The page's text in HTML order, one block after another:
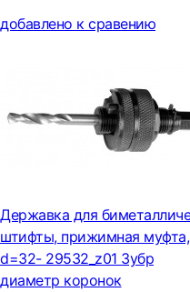
добавлено к сравению
Державка для
штифты, прижимная
d=32- 29532_z01 Зубр
диаметр коронок